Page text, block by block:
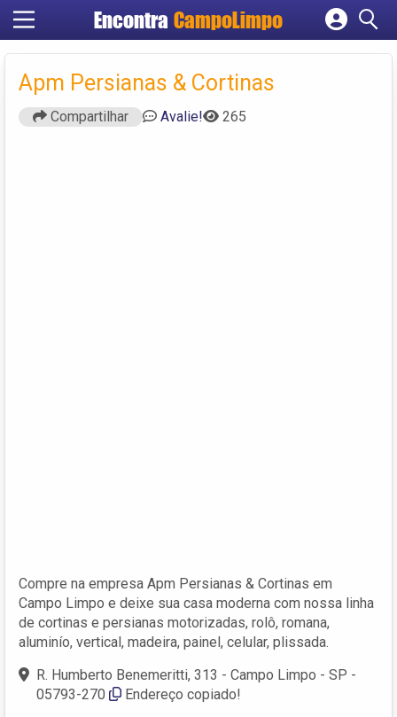
Encontra CampoLimpo
Cadastrar empresa
Criar conta
Apm Persianas & Cortinas
Compartilhar Avalie! 265
Compre na empresa Apm Persianas & Cortinas em
Campo Limpo e deixe sua casa moderna com nossa linha
de cortinas e persianas motorizadas, rolô, romana,
aluminío, vertical, madeira, painel, celular, plissada.
R. Humberto Benemeritti, 313 - Campo Limpo - SP -
05793-270
Endereço copiado!